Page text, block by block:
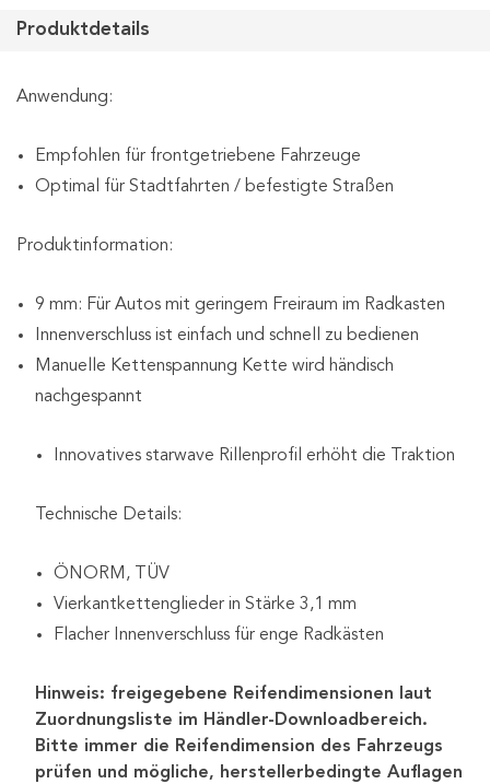
Produktdetails
Anwendung:
Empfohlen für frontgetriebene Fahrzeuge
Optimal für Stadtfahrten / befestigte Straßen
Produktinformation:
9 mm: Für Autos mit geringem Freiraum im Radkasten
Innenverschluss ist einfach und schnell zu bedienen
Manuelle Kettenspannung Kette wird händisch
nachgespannt
Innovatives starwave Rillenprofil erhöht die Traktion
Technische Details:
ÖNORM, TÜV
Vierkantkettenglieder in Stärke 3,1 mm
Flacher Innenverschluss für enge Radkästen
Hinweis: freigegebene Reifendimensionen laut
Zuordnungsliste im Händler-Downloadbereich.
Bitte immer die Reifendimension des Fahrzeugs
prüfen und mögliche, herstellerbedingte Auflagen